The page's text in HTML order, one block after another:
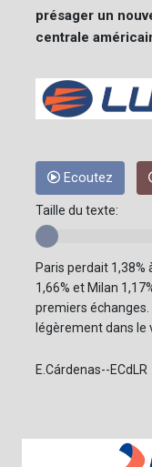
présager un
centrale
Ecoutez
Taille du texte:
Paris perdait
1,66% et Milan
premiers
légèrement dans le
E.Cárdenas--ECdLR